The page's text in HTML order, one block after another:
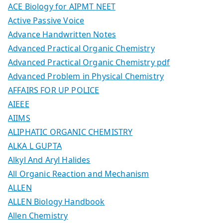
ACE Biology for AIPMT NEET
Active Passive Voice
Advance Handwritten Notes
Advanced Practical Organic Chemistry
Advanced Practical Organic Chemistry pdf
Advanced Problem in Physical Chemistry
AFFAIRS FOR UP POLICE
AIEEE
AIIMS
ALIPHATIC ORGANIC CHEMISTRY
ALKA L GUPTA
Alkyl And Aryl Halides
All Organic Reaction and Mechanism
ALLEN
ALLEN Biology Handbook
Allen Chemistry